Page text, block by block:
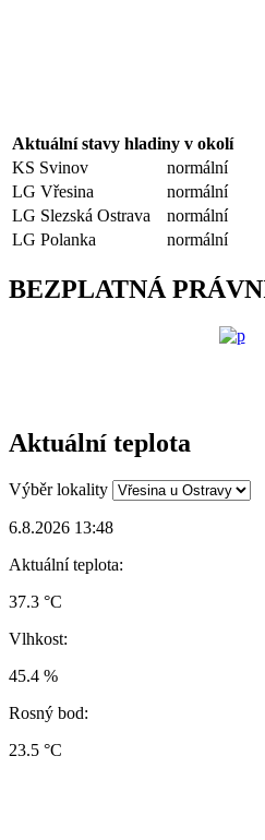
Aktuální stavy hladiny v okolí
KS Svinov
normální
LG Vřesina
normální
LG Slezská Ostrava
normální
LG Polanka
normální
BEZPLATNÁ
Aktuální teplota
Výběr lokality
6.8.2026 13:48
Aktuální teplota:
37.3 °C
Vlhkost:
45.4 %
Rosný bod:
23.5 °C